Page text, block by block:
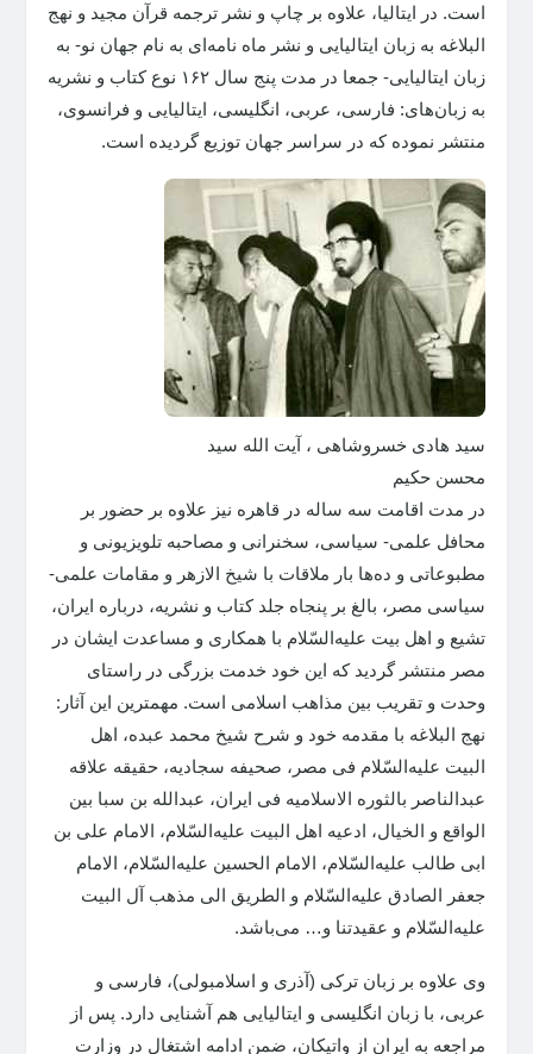
است. در ایتالیا، علاوه بر چاپ و نشر ترجمه قرآن مجید و نهج
البلاغه به زبان ایتالیایی و نشر ماه نامه‌ای به نام جهان نو- به
زبان ایتالیایی- جمعا در مدت پنج سال ۱۶۲ نوع کتاب و نشریه
به زبان‌های: فارسی، عربی، انگلیسی، ایتالیایی و فرانسوی،
منتشر نموده که در سراسر جهان توزیع گردیده است.
سید هادی خسروشاهی ، آیت الله سید
محسن حکیم
در مدت اقامت سه ساله در قاهره نیز علاوه بر حضور بر
محافل علمی- سیاسی، سخنرانی و مصاحبه تلویزیونی و
مطبوعاتی و ده‌ها بار ملاقات با شیخ الازهر و مقامات علمی-
سیاسی مصر، بالغ بر پنجاه جلد کتاب و نشریه، درباره ایران،
تشیع و اهل بیت علیه‌السّلام با همکاری و مساعدت ایشان در
مصر منتشر گردید که این خود خدمت بزرگی در راستای
وحدت و تقریب بین مذاهب اسلامی است. مهمترین این آثار:
نهج البلاغه با مقدمه خود و شرح شیخ محمد عبده، اهل
البیت علیه‌السّلام فی مصر، صحیفه سجادیه، حقیقه علاقه
عبدالناصر بالثوره الاسلامیه فی ایران، عبدالله بن سبا بین
الواقع و الخیال، ادعیه اهل البیت علیه‌السّلام، الامام علی بن
ابی طالب علیه‌السّلام، الامام الحسین علیه‌السّلام، الامام
جعفر الصادق علیه‌السّلام و الطریق الی مذهب آل البیت
علیه‌السّلام و عقیدتنا و… می‌باشد.
وی علاوه بر زبان ترکی (آذری و اسلامبولی)، فارسی و
عربی، با زبان انگلیسی و ایتالیایی هم آشنایی دارد. پس از
مراجعه به ایران از واتیکان، ضمن ادامه اشتغال در وزارت